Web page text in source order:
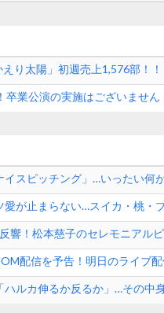
り太陽」初週売上1,576部！！
卒業公演の実施はございません
イスピッチング」…いったい何
愛が止まらない…スイカ・桃・
響！松本慈子のセレモニアル
配信を予告！明日のライブ
ハルカ伸るか反るか」…その中